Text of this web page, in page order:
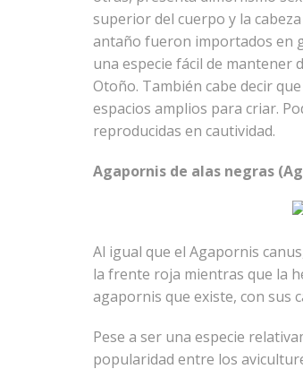
superior del cuerpo y la
antaño fueron importados en
una especie fácil de mantener
Otoño. También cabe decir
espacios amplios para criar.
reproducidas en cautividad.
Agapornis de alas negras
Al igual que el Agapornis
la frente roja mientras que la
agapornis que existe, con sus
Pese a ser una especie
popularidad entre los